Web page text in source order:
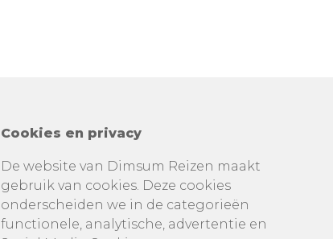
Cookies en privacy
De website van Dimsum Reizen maakt
gebruik van cookies. Deze cookies
onderscheiden we in de categorieën
functionele, analytische, advertentie en